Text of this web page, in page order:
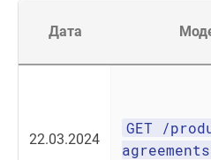
Дата
22.03.2024
GET /